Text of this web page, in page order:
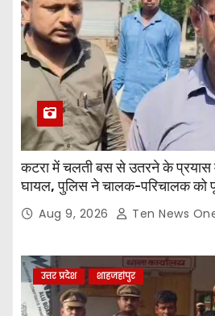
कटरा में चलती बस से उतरने के
घायल, पुलिस ने चालक-परिचालक को
लियाAug 9, 2026 Ten News
उत्तर प्रदेश शाहजहांपुर